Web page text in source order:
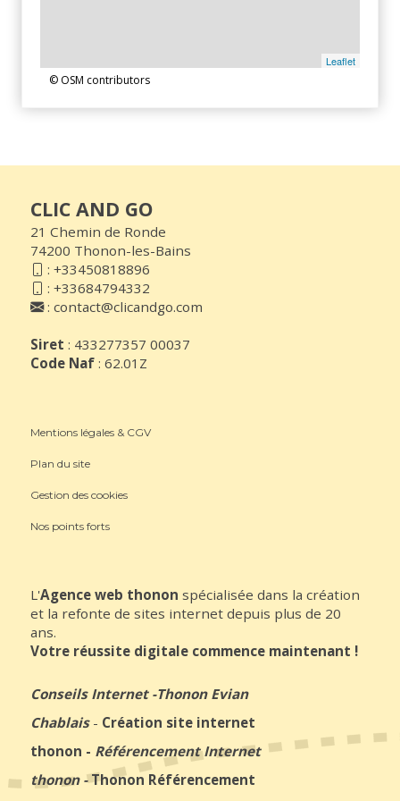
Leaflet
© OSM contributors
CLIC AND GO
21 Chemin de Ronde
74200 Thonon-les-Bains
: +33450818896
: +33684794332
: contact@clicandgo.com
Siret : 433277357 00037
Code Naf : 62.01Z
Mentions légales & CGV
Plan du site
Gestion des cookies
Nos points forts
L'Agence web thonon spécialisée dans la création
et la refonte de sites internet depuis plus de 20
ans.
Votre réussite digitale commence maintenant !
Conseils Internet-Thonon Evian
Chablais- Création site internet
thonon - Référencement Internet
thonon-Thonon Référencement